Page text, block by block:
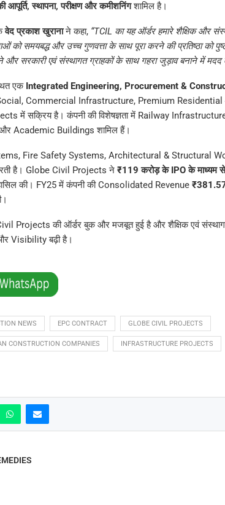
स्थापना, परीक्षण और कमीशनिंगशामिल है।
वेद प्रकाश खुरानाने कहा, “TCIL का यह ऑर्डर हमारे शैक्षिक और
को समयबद्ध और उच्च गुणवत्ता के साथ पूरा करने की प्रतिष्ठा को
सरकारी एवं संस्थागत ग्राहकों के साथ गहरा जुड़ाव बनाने में मदद
एक Integrated Engineering, Procurement &
Commercial Infrastructure, Premium
में सक्रिय है। कंपनी की विशेषज्ञता में Railway
Academic Buildings शामिल हैं।
Fire Safety Systems, Architectural & Structural
है। Globe Civil Projects ने ₹119 करोड़ के IPO के माध्यम
की। FY25 में कंपनी की Consolidated Revenue
Projects की ऑर्डर बुक और मजबूत हुई है और शैक्षिक एवं
Visibility बढ़ी है।
NEWS EPC CONTRACT GLOBE CIVIL PROJECTS
CONSTRUCTION COMPANIES INFRASTRUCTURE PROJECTS